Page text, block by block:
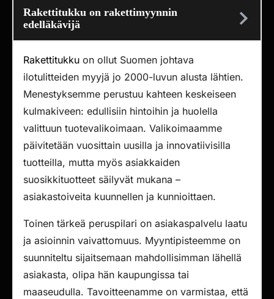
Rakettitukku on rakettimyynnin
edelläkävijä
Rakettitukku on ollut Suomen johtava
ilotulitteiden myyjä jo 2000-luvun alusta lähtien.
Menestyksemme perustuu kahteen keskeiseen
kulmakiveen: edullisiin hintoihin ja huolella
valittuun tuotevalikoimaan. Valikoimaamme
päivitetään vuosittain uusilla ja innovatiivisilla
tuotteilla, mutta myös asiakkaiden
suosikkituotteet säilyvät mukana –
asiakastoiveita kuunnellen ja kunnioittaen.
Toinen tärkeä peruspilari on asiakaspalvelu laatu
ja asioinnin vaivattomuus. Myyntipisteemme on
suunniteltu sijaitsemaan mahdollisimman lähellä
asiakasta, olipa hän kaupungissa tai
maaseudulla. Tavoitteenamme on varmistaa, että